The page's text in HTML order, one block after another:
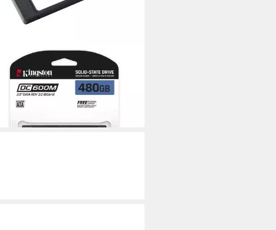
480GB SATA SSD 2.5 Zoll
SSD
€
€mtl. in 48 Raten